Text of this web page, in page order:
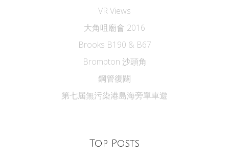
VR Views
大角咀廟會 2016
Brooks B190 & B67
Brompton 沙頭角
鋼管復闢
第七屆無污染港島海旁單車遊
Top Posts